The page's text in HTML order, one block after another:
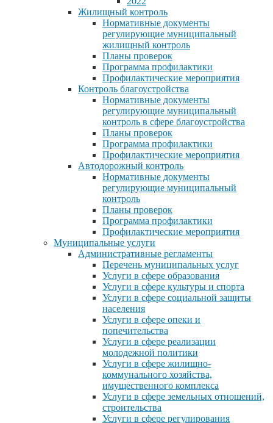
Жилищный контроль
Нормативные документы
регулирующие муниципальный
жилищный контроль
Планы проверок
Программа профилактики
Профилактические мероприятия
Контроль благоустройства
Нормативные документы
регулирующие муниципальный
контроль в сфере благоустройства
Планы проверок
Программа профилактики
Профилактические мероприятия
Автодорожный контроль
Нормативные документы
регулирующие муниципальный
контроль
Планы проверок
Программа профилактики
Профилактические мероприятия
Муниципальные услуги
Административные регламенты
Перечень муниципальных услуг
Услуги в сфере образования
Услуги в сфере культуры и спорта
Услуги в сфере социальной защиты
населения
Услуги в сфере опеки и
попечительства
Услуги в сфере реализации
молодежной политики
Услуги в сфере жилищно-
коммунального хозяйства,
имущественного комплекса
Услуги в сфере земельных отношений,
строительства
Услуги в сфере регулирования